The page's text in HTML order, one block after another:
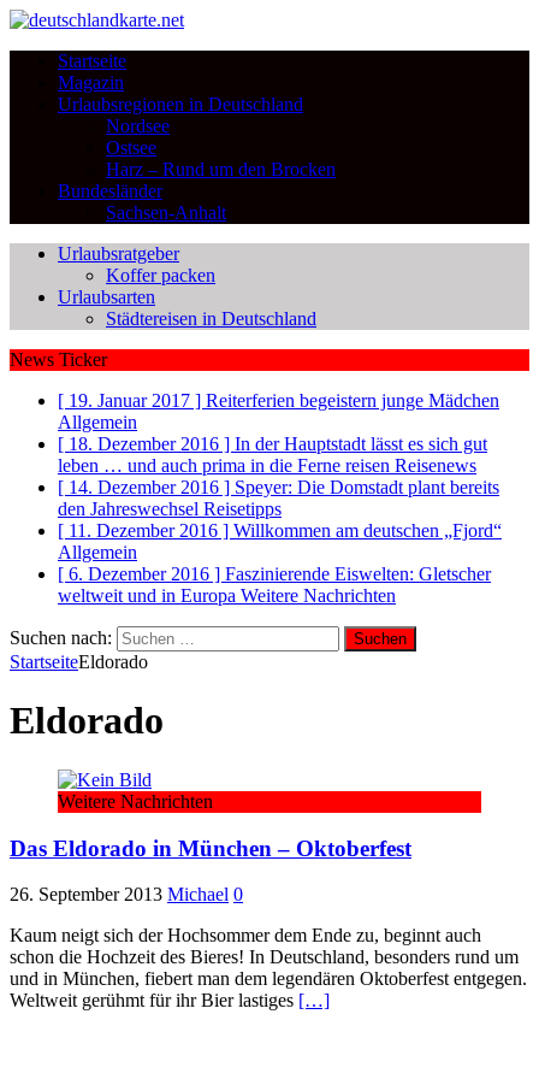
Startseite
Magazin
Urlaubsregionen in Deutschland
Nordsee
Ostsee
Harz – Rund um den Brocken
Bundesländer
Sachsen-Anhalt
Urlaubsratgeber
Koffer packen
Urlaubsarten
Städtereisen in Deutschland
News Ticker
[ 19. Januar 2017 ] Reiterferien begeistern junge Mädchen
Allgemein
[ 18. Dezember 2016 ] In der Hauptstadt lässt es sich gut
leben … und auch prima in die Ferne reisen Reisenews
[ 14. Dezember 2016 ] Speyer: Die Domstadt plant bereits
den Jahreswechsel Reisetipps
[ 11. Dezember 2016 ] Willkommen am deutschen „Fjord“
Allgemein
[ 6. Dezember 2016 ] Faszinierende Eiswelten: Gletscher
weltweit und in Europa Weitere Nachrichten
Suchen nach:
StartseiteEldorado
Eldorado
Weitere Nachrichten
Das Eldorado in München – Oktoberfest
26. September 2013 Michael 0
Kaum neigt sich der Hochsommer dem Ende zu, beginnt auch
schon die Hochzeit des Bieres! In Deutschland, besonders rund um
und in München, fiebert man dem legendären Oktoberfest entgegen.
Weltweit gerühmt für ihr Bier lastiges […]